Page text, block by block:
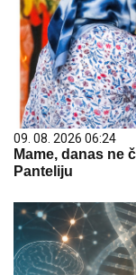
09. 08. 2026 06:24
Mame, danas ne
Panteliju